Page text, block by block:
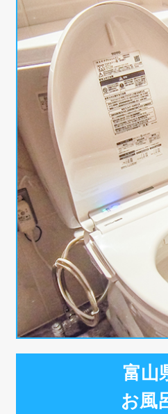
富山
お風